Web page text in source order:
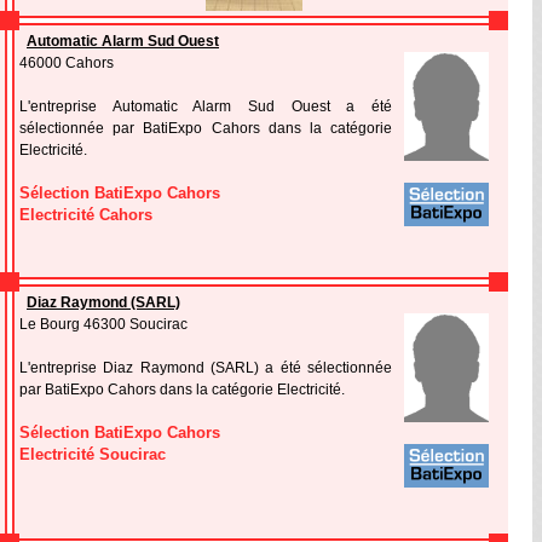
Automatic Alarm Sud Ouest
46000 Cahors
L'entreprise Automatic Alarm Sud Ouest a été
sélectionnée par BatiExpo Cahors dans la catégorie
Electricité.
Sélection BatiExpo Cahors
Electricité Cahors
Diaz Raymond (SARL)
Le Bourg 46300 Soucirac
L'entreprise Diaz Raymond (SARL) a été sélectionnée
par BatiExpo Cahors dans la catégorie Electricité.
Sélection BatiExpo Cahors
Electricité Soucirac